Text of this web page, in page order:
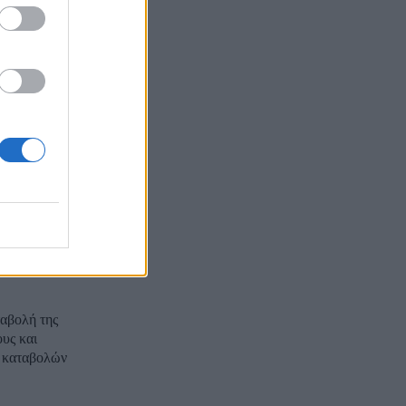
καταβολή
για τον
της
και
καταβολών